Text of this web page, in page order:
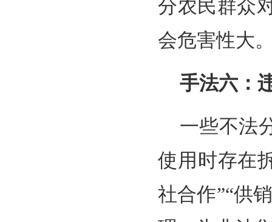
分农民群众
会危害性大
手法六：
一些不法
使用时存在
社合作”“供